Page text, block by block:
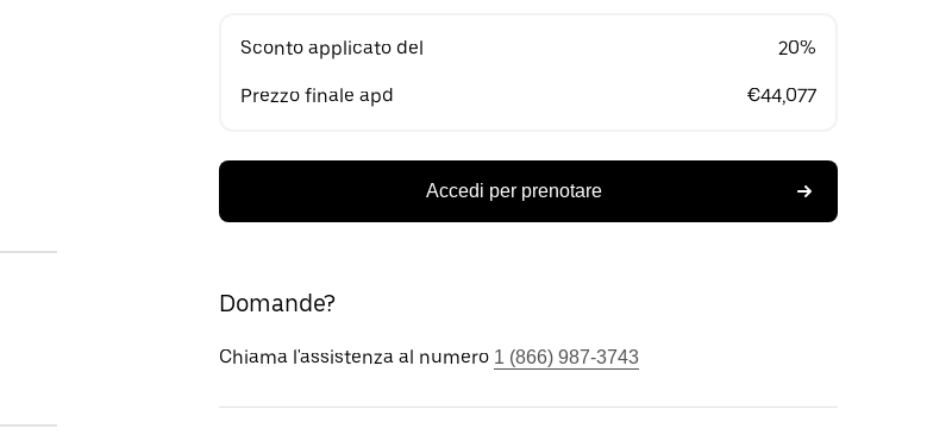
Sconto applicato del 20%
Prezzo finale apd €44,077
Accedi per prenotare
Domande?
Chiama l'assistenza al numero 1 (866) 987-3743